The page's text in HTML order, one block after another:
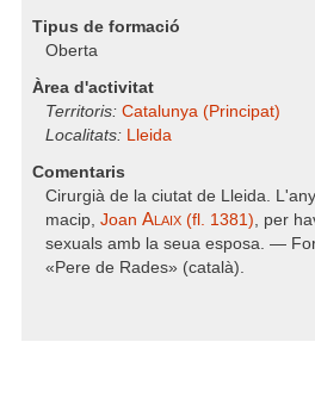
Tipus de formació
Oberta
Àrea d'activitat
Territoris: Catalunya (Principat)
Localitats: Lleida
Comentaris
Cirurgià de la ciutat de Lleida.
macip, Joan Alaix (fl. 1381), per
sexuals amb la seua esposa. —
«Pere de Rades» (català).